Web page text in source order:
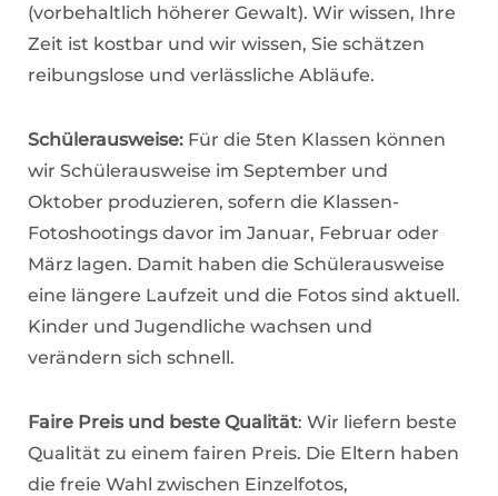
(vorbehaltlich höherer Gewalt). Wir wissen, Ihre
Zeit ist kostbar und wir wissen, Sie schätzen
reibungslose und verlässliche Abläufe.
Schülerausweise: Für die 5ten Klassen können
wir Schülerausweise im September und
Oktober produzieren, sofern die Klassen-
Fotoshootings davor im Januar, Februar oder
März lagen. Damit haben die Schülerausweise
eine längere Laufzeit und die Fotos sind aktuell.
Kinder und Jugendliche wachsen und
verändern sich schnell.
Faire Preis und beste Qualität: Wir liefern beste
Qualität zu einem fairen Preis. Die Eltern haben
die freie Wahl zwischen Einzelfotos,